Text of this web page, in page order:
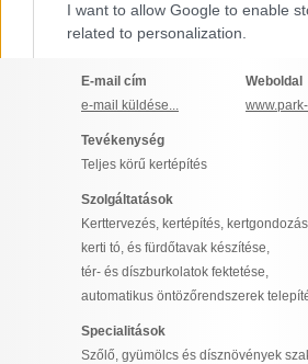
I want to allow Google to enable
related to personalization.
I want to allow Google to enable
related to security, including
user protection.
CONFIRM
+3694/508-789
E-mail cím
e-mail küldése...
Weboldal
Tevékenység
Teljes körű kertépítés
Szolgáltatások
Kerttervezés, kertépítés,
kerti tó, és fürdőtavak készítése,
tér- és díszburkolatok fektetése,
automatikus öntözőrendszerek
Specialitások
Szőlő, gyümölcs és dísznövények